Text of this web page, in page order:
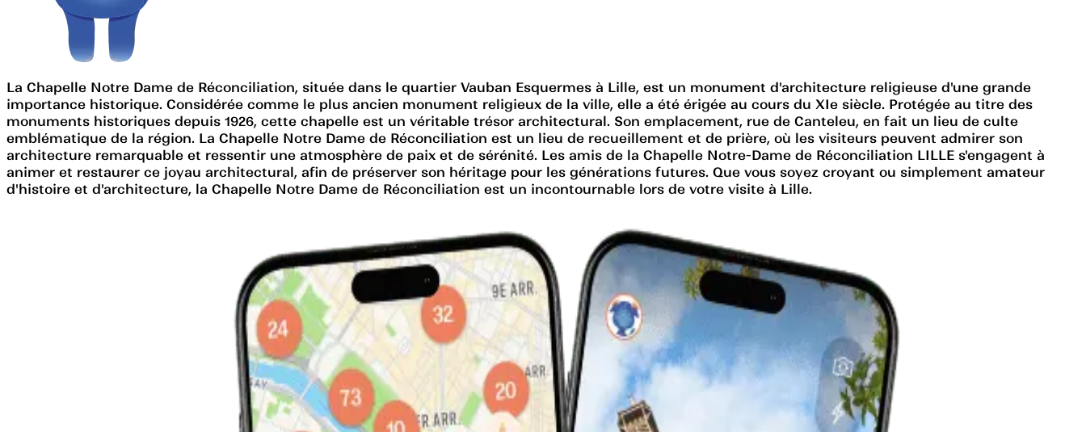
La Chapelle Notre Dame de Réconciliation, située dans le quartier Vauban Esquermes à Lille, est un monument d'architecture religieuse d'une grande
importance historique. Considérée comme le plus ancien monument religieux de la ville, elle a été érigée au cours du XIe siècle. Protégée au titre des
monuments historiques depuis 1926, cette chapelle est un véritable trésor architectural. Son emplacement, rue de Canteleu, en fait un lieu de culte
emblématique de la région. La Chapelle Notre Dame de Réconciliation est un lieu de recueillement et de prière, où les visiteurs peuvent admirer son
architecture remarquable et ressentir une atmosphère de paix et de sérénité. Les amis de la Chapelle Notre-Dame de Réconciliation LILLE s'engagent à
animer et restaurer ce joyau architectural, afin de préserver son héritage pour les générations futures. Que vous soyez croyant ou simplement amateur
d'histoire et d'architecture, la Chapelle Notre Dame de Réconciliation est un incontournable lors de votre visite à Lille.